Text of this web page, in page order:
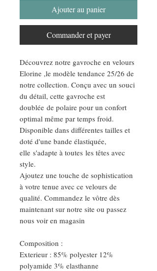
Ajouter au panier
Commander et payer
Découvrez notre gavroche en velours
Elorine ,le modèle tendance 25/26 de
notre collection. Conçu avec un souci
du détail, cette gavroche est
doublée de polaire pour un confort
optimal même par temps froid.
Disponible dans différentes tailles et
doté d'une bande élastiquée,
elle s'adapte à toutes les têtes avec
style.
Ajoutez une touche de sophistication
à votre tenue avec ce velours de
qualité. Commandez le vôtre dès
maintenant sur notre site ou passez
nous voir en magasin
Composition :
Exterieur : 85% polyester 12%
polyamide 3% elasthanne